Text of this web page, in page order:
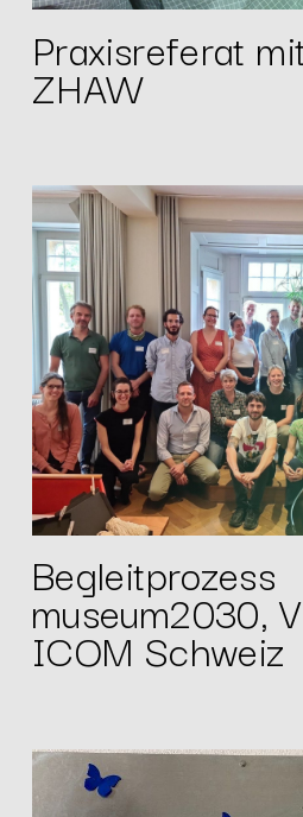
Praxisreferat
ZHAW
Begleitprozess
museum2030,
ICOM Schweiz